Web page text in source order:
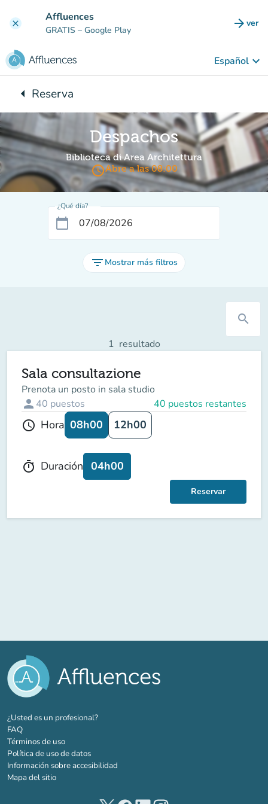
clear Affluences
GRATIS – Google Play arrow_forward ver
Español keyboard_arrow_down
arrow_leftVuelta:
Reserva
Despachos
Biblioteca di Area Architettura
access_timeAbre a las 08:00
¿Qué día?
calendar_today
filter_list Mostrar más filtros
search
1 resultado
Sala consultazione
Prenota un posto in sala studio
person 40 puestos 40 puestos restantes
schedule Hora 08h00 12h00
timer Duración 04h00
Reservar
¿Usted es un profesional?(nueva pestaña)
FAQ
Términos de uso
Política de uso de datos
Información sobre accesibilidad
Mapa del sitio